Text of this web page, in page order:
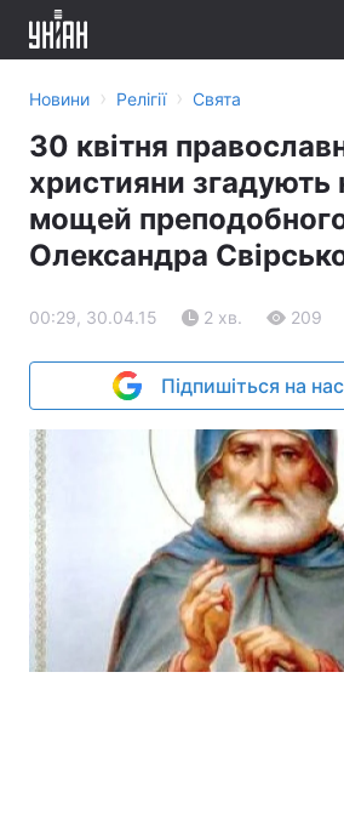
Новини › Релігії › Свята
30 квітня
християни згадують
мощей
Олександра
00:29, 30.04.15 2 хв. 209
Підпишіться на